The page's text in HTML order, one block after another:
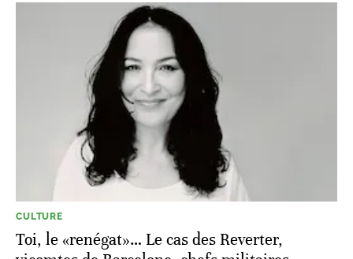
CULTURE
Toi, le «renégat»… Le cas des Reverter,